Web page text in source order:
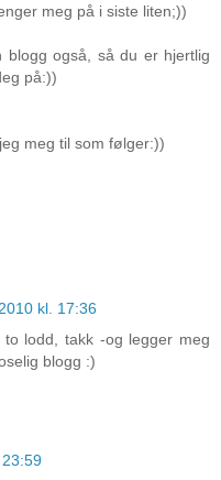
meg på i siste liten;))
også, så du er hjertlig
på:))
meg til som følger:))
kl. 17:36
lodd, takk -og legger meg
blogg :)